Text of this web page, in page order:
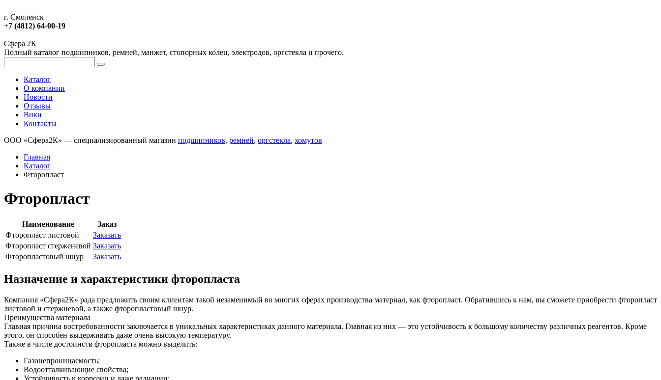
г. Смоленск
+7 (4812) 64-00-19
Сфера 2К
Полный каталог подшипников, ремней, манжет, стопорных колец, электродов, оргстекла и прочего.
Каталог
О компании
Новости
Отзывы
Вики
Контакты
ООО «Сфера2К» — специализированный магазин подшипников, ремней, оргстекла, хомутов
Главная
Каталог
Фторопласт
Фторопласт
Наименование
Заказ
Фторопласт листовой
Заказать
Фторопласт стерженевой Заказать
Фторопластовый шнур
Заказать
Назначение и характеристики фторопласта
Компания «Сфера2К» рада предложить своим клиентам такой незаменимый во многих сферах производства материал, как фторопласт. Обратившись к нам, вы сможете приобрести фторопласт
листовой и стержневой, а также фторопластовый шнур.
Преимущества материала
Главная причина востребованности заключается в уникальных характеристиках данного материала. Главная из них — это устойчивость к большому количеству различных реагентов. Кроме
этого, он способен выдерживать даже очень высокую температуру.
Также в числе достоинств фторопласта можно выделить:
Газонепроницаемость;
Водоотталкивающие свойства;
Устойчивость к коррозии и даже радиации;